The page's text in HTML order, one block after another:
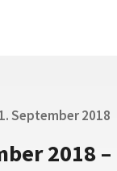
Posted
1. September 2018
2018